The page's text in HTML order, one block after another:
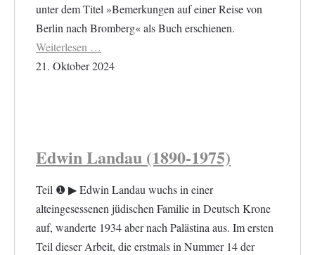
unter dem Titel »Bemerkungen auf einer Reise von
Berlin nach Bromberg« als Buch erschienen.
Weiterlesen …
21. Oktober 2024
Edwin Landau (1890-1975)
Teil ❶ ▶︎ Edwin Landau wuchs in einer
alteingesessenen jüdischen Familie in Deutsch Krone
auf, wanderte 1934 aber nach Palästina aus. Im ersten
Teil dieser Arbeit, die erstmals in Nummer 14 der